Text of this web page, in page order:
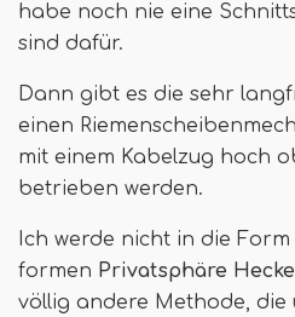
habe noch nie eine
sind dafür.
Dann gibt es die sehr
einen
mit einem Kabelzug hoch
betrieben werden.
Ich werde nicht in die Form
formen Privatsphäre
völlig andere Methode, die